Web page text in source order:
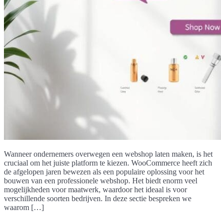
Wanneer ondernemers overwegen een webshop laten maken, is het
cruciaal om het juiste platform te kiezen. WooCommerce heeft zich
de afgelopen jaren bewezen als een populaire oplossing voor het
bouwen van een professionele webshop. Het biedt enorm veel
mogelijkheden voor maatwerk, waardoor het ideaal is voor
verschillende soorten bedrijven. In deze sectie bespreken we
waarom […]